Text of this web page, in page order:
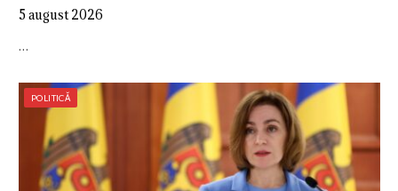
5 august 2026
…
POLITICĂ